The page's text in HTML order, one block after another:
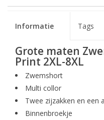
Informatie Tags
Grote maten
Print 2XL-8XL
Zwemshort
Multi collor
Twee zijzakken en een
Binnenbroekje